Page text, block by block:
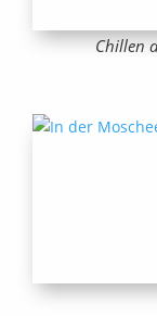
Chillen